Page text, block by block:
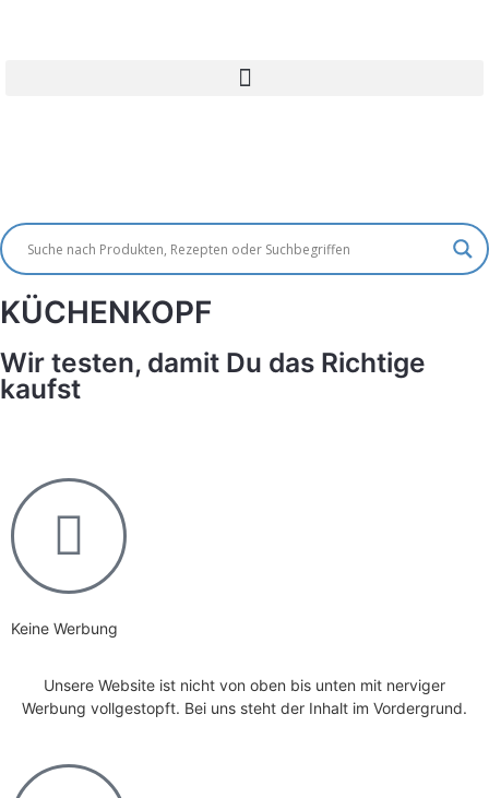
KÜCHENKOPF
Wir testen, damit Du das Richtige
kaufst
Keine Werbung
Unsere Website ist nicht von oben bis unten mit nerviger
Werbung vollgestopft. Bei uns steht der Inhalt im Vordergrund.